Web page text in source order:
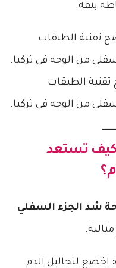
بثقة.
الطبقات
من الوجه في تركيا.
كيف تستعد
شد الجزء السفلي
اخضع لتحاليل الدم